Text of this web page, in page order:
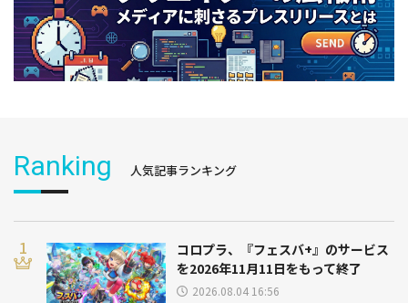
Ranking 人気記事ランキング
コロプラ、『フェスバ+』のサービス
を2026年11月11日をもって終了
2026.08.04 16:56